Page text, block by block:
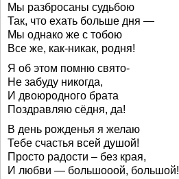
Мы разбросаны судьбою
Так, что ехать больше дня —
Мы однако же с тобою
Все же, как-никак, родня!
Я об этом помню свято-
Не забуду никогда,
И двоюродного брата
Поздравляю сёдня, да!
В день рожденья я желаю
Тебе счастья всей душой!
Просто радости – без края,
И любви — большооой, большой!